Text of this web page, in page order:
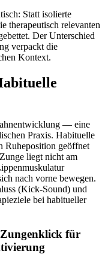
Statt isolierte
therapeutisch relevanten
Der Unterschied
verpackt die
Kontext.
— eine
Praxis. Habituelle
Ruheposition geöffnet
liegt nicht am
nach vorne bewegen.
(Kick-Sound) und
bei habitueller
für